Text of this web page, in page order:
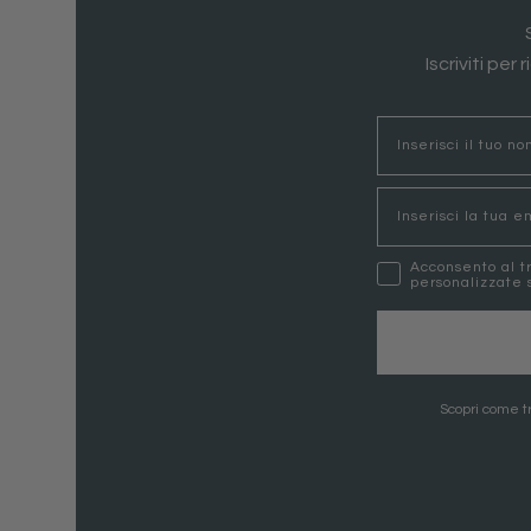
Iscriviti per
nome
Email
marketing
Acconsento al
personalizzate
Scopri come